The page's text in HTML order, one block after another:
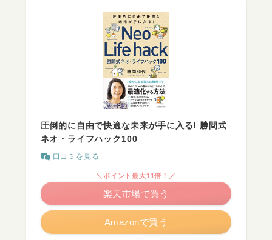
圧倒的に自由で快適な未来が手に入る! 勝間式
ネオ・ライフハック100
口コミを見る
Amazonで買う
＼ポイント最大11倍！／
楽天市場で買う